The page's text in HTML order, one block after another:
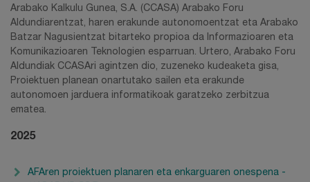
Arabako Kalkulu Gunea, S.A. (CCASA) Arabako Foru
Aldundiarentzat, haren erakunde autonomoentzat eta Arabako
Batzar Nagusientzat bitarteko propioa da Informazioaren eta
Komunikazioaren Teknologien esparruan. Urtero, Arabako Foru
Aldundiak CCASAri agintzen dio, zuzeneko kudeaketa gisa,
Proiektuen planean onartutako sailen eta erakunde
autonomoen jarduera informatikoak garatzeko zerbitzua
ematea.
2025
AFAren proiektuen planaren eta enkarguaren onespena -